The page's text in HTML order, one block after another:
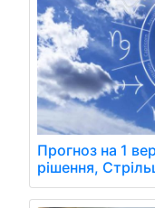
Прогноз на 1
рішення,